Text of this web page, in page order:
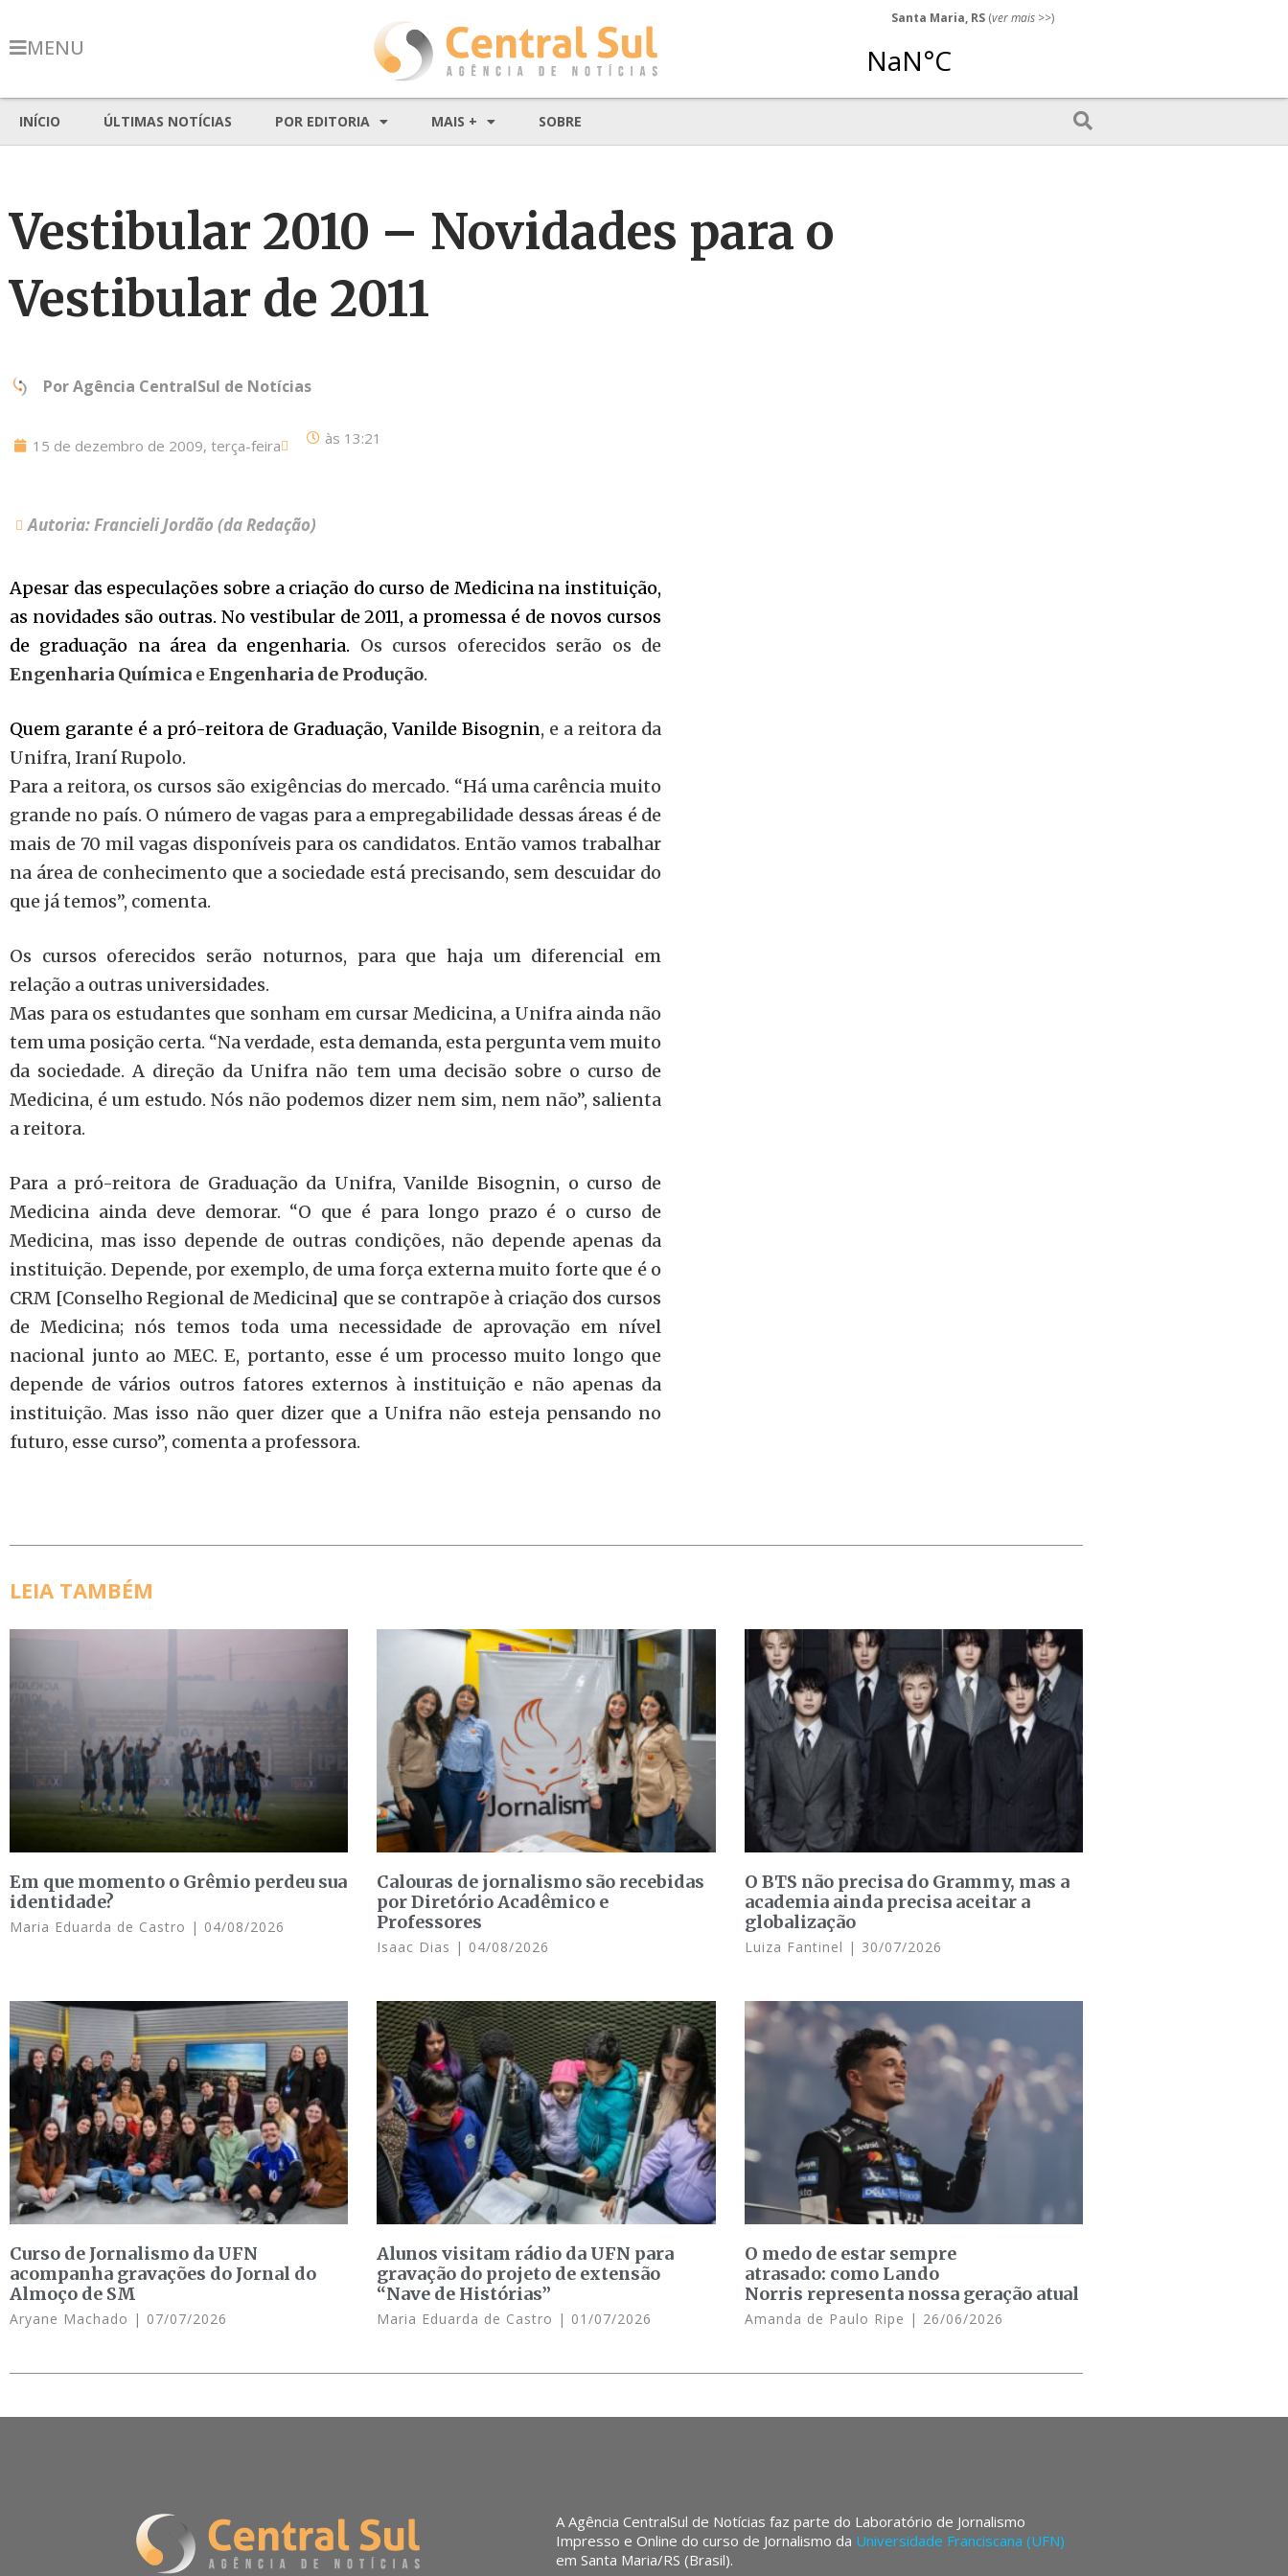
MENU
Santa Maria, RS (ver mais >>)
INÍCIO ÚLTIMAS NOTÍCIAS POR EDITORIA MAIS + SOBRE
Vestibular 2010 – Novidades para o
Vestibular de 2011
PorAgência CentralSul de Notícias
15 de dezembro de 2009, terça-feira às 13:21
Autoria: Francieli Jordão (da Redação)
Apesar das especulações sobre a criação do curso de Medicina na instituição,
as novidades são outras. No vestibular de 2011, a promessa é de novos cursos
de graduação na área da engenharia. Os cursos oferecidos serão os de
Engenharia Química eEngenharia de Produção.
Quem garante é a pró-reitora de Graduação, Vanilde Bisognin, e a reitora da
Unifra, Iraní Rupolo.
Para a reitora, os cursos são exigências do mercado. “Há uma carência muito
grande no país. O número de vagas para a empregabilidade dessas áreas é de
mais de 70 mil vagas disponíveis para os candidatos. Então vamos trabalhar
na área de conhecimento que a sociedade está precisando, sem descuidar do
que já temos”, comenta.
Os cursos oferecidos serão noturnos, para que haja um diferencial em
relação a outras universidades.
Mas para os estudantes que sonham em cursar Medicina, a Unifra ainda não
tem uma posição certa. “Na verdade, esta demanda, esta pergunta vem muito
da sociedade. A direção da Unifra não tem uma decisão sobre o curso de
Medicina, é um estudo. Nós não podemos dizer nem sim, nem não”, salienta
a reitora.
Para a pró-reitora de Graduação da Unifra, Vanilde Bisognin, o curso de
Medicina ainda deve demorar. “O que é para longo prazo é o curso de
Medicina, mas isso depende de outras condições, não depende apenas da
instituição. Depende, por exemplo, de uma força externa muito forte que é o
CRM [Conselho Regional de Medicina] que se contrapõe à criação dos cursos
de Medicina; nós temos toda uma necessidade de aprovação em nível
nacional junto ao MEC. E, portanto, esse é um processo muito longo que
depende de vários outros fatores externos à instituição e não apenas da
instituição. Mas isso não quer dizer que a Unifra não esteja pensando no
futuro, esse curso”, comenta a professora.
LEIA TAMBÉM
Em que momento o Grêmio perdeu sua
identidade?
Maria Eduarda de Castro 04/08/2026
Calouras de jornalismo são recebidas
por Diretório Acadêmico e
Professores
Isaac Dias 04/08/2026
O BTS não precisa do Grammy, mas a
academia ainda precisa aceitar a
globalização
Luiza Fantinel 30/07/2026
Curso de Jornalismo da UFN
acompanha gravações do Jornal do
Almoço de SM
Aryane Machado 07/07/2026
Alunos visitam rádio da UFN para
gravação do projeto de extensão
“Nave de Histórias”
Maria Eduarda de Castro 01/07/2026
O medo de estar sempre
atrasado: como Lando
Norris representa nossa geração atual
Amanda de Paulo Ripe 26/06/2026
A Agência CentralSul de Notícias faz parte do Laboratório de Jornalismo
Impresso e Online do curso de Jornalismo da Universidade Franciscana (UFN)
em Santa Maria/RS (Brasil).